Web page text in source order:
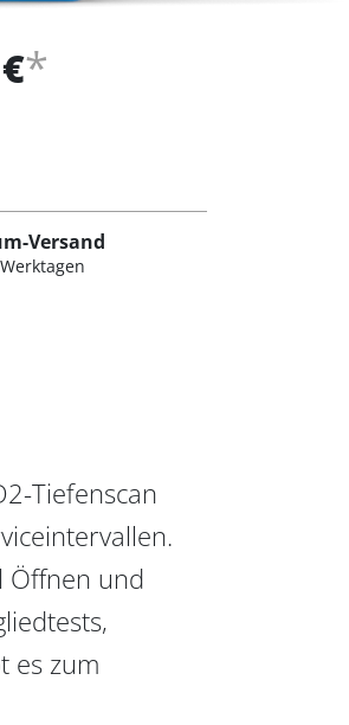
*
Versand
Tiefenscan
Öffnen und
es zum